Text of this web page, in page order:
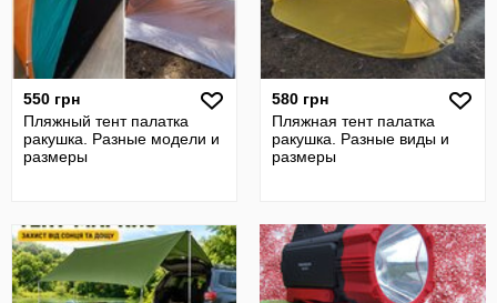
550 грн
Пляжный тент палатка
ракушка. Разные модели и
размеры
580 грн
Пляжная тент палатка
ракушка. Разные виды и
размеры